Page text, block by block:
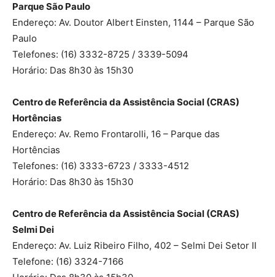
Parque São Paulo
Endereço: Av. Doutor Albert Einsten, 1144 – Parque São
Paulo
Telefones: (16) 3332-8725 / 3339-5094
Horário: Das 8h30 às 15h30
Centro de Referência da Assistência Social (CRAS)
Hortências
Endereço: Av. Remo Frontarolli, 16 – Parque das
Hortências
Telefones: (16) 3333-6723 / 3333-4512
Horário: Das 8h30 às 15h30
Centro de Referência da Assistência Social (CRAS)
Selmi Dei
Endereço: Av. Luiz Ribeiro Filho, 402 – Selmi Dei Setor II
Telefone: (16) 3324-7166